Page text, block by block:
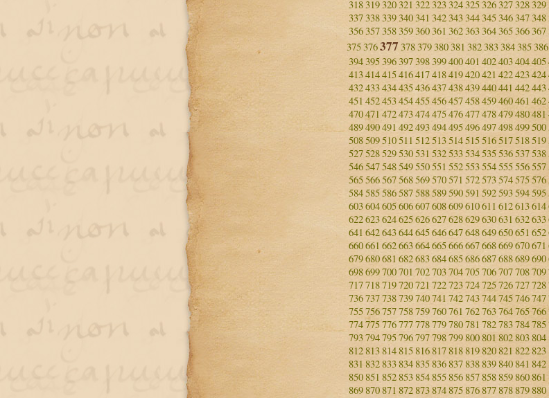
318319320321 322323324325326327328329
337338339340341 342343344345346347348
356357358359360361 362363 364365366 367
375376377 378379380381 382383384385386
394395396397398399400401 402403404405
413414415416417418419420421 422423424
432433434435436437438439440441 442443
451 452453454455456457458459460461 462
470471 472473474475476477478479480481
489490491 492493494495496497498499500
508509510511 512513514515516517518519
527528529530531 532533534535536537538
546547548549550551 552553554555556557
565566567568569570571 572573574575576
584585586587588589590591 592593594595
603604605606607608609610611 612613614
622623624625626627628629630631 632633
641 642643644645646647648649650651 652
660661 662663664665666667668669670671
679680681 682683684685686687688689690
698699700701 702703704705706707708709
717718719720721 722723724725726727728
736737738739740741 742743744745746747
755756757758759760761 762763764765766
774775776777778779780781 782783784785
793794795796797798799800 801 802 803 804
812 813814815 816 817 818819820 821 822 823
831 832 833834 835836 837 838839840 841 842
850851 852853 854 855 856 857858 859860861
869 870871 872873874 875876 877 878879 880